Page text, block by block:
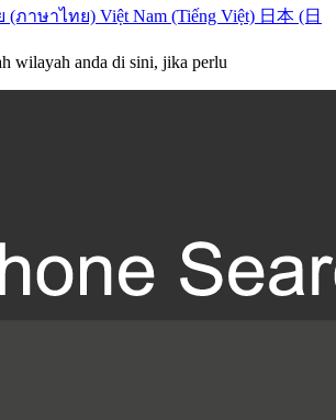
(ภาษาไทย) Việt Nam (Tiếng Việt) 日本 (日
wilayah anda di sini, jika perlu